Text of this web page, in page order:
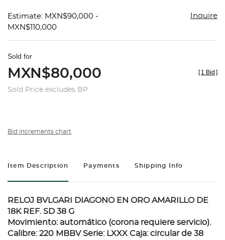
Estimate: MXN$90,000 -
MXN$110,000
Inquire
Sold for
MXN$80,000
Sold Price excludes BP
[ 1 Bid ]
Bid increments chart
Item Description Payments Shipping Info
RELOJ BVLGARI DIAGONO EN ORO AMARILLO DE
18K REF. SD 38 G
Movimiento: automático (corona requiere servicio).
Calibre: 220 MBBV Serie: LXXX Caja: circular de 38